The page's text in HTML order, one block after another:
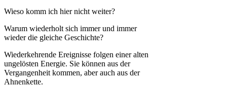
Wieso komm ich hier nicht weiter?
Warum wiederholt sich immer und immer
wieder die gleiche Geschichte?
Wiederkehrende Ereignisse folgen einer alten
ungelösten Energie. Sie können aus der
Vergangenheit kommen, aber auch aus der
Ahnenkette.